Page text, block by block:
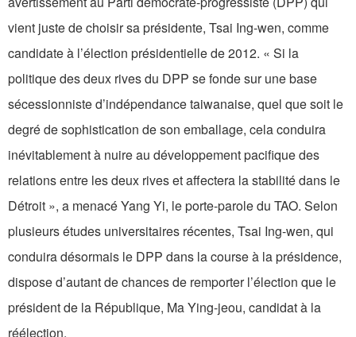
vient juste de choisir sa présidente, Tsai Ing-wen, comme
candidate à l’élection présidentielle de 2012. « Si la
politique des deux rives du DPP se fonde sur une base
sécessionniste d’indépendance taiwanaise, quel que soit le
degré de sophistication de son emballage, cela conduira
inévitablement à nuire au développement pacifique des
relations entre les deux rives et affectera la stabilité dans le
Détroit », a menacé Yang Yi, le porte-parole du TAO. Selon
plusieurs études universitaires récentes, Tsai Ing-wen, qui
conduira désormais le DPP dans la course à la présidence,
dispose d’autant de chances de remporter l’élection que le
président de la République, Ma Ying-jeou, candidat à la
réélection.